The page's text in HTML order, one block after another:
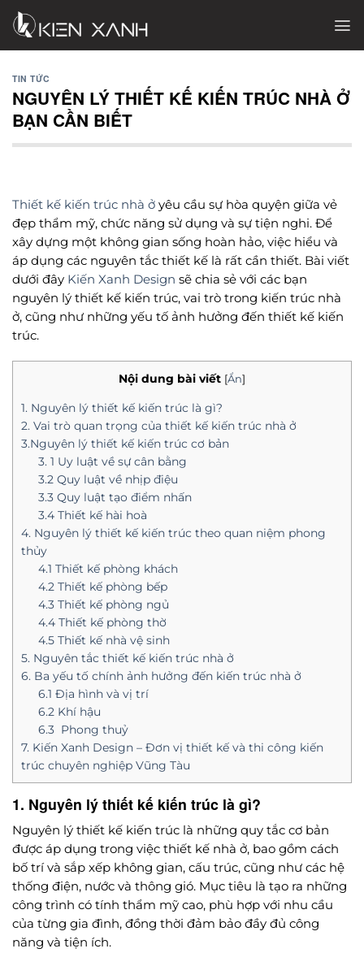
Chuyển
đến
TIN TỨC
NGUYÊN LÝ THIẾT KẾ KIẾN TRÚC NHÀ Ở
BẠN CẦN BIẾT
Thiết kế kiến trúc nhà ở yêu cầu sự hòa quyện giữa vẻ
đẹp thẩm mỹ, chức năng sử dụng và sự tiện nghi. Để
xây dựng một không gian sống hoàn hảo, việc hiểu và
áp dụng các nguyên tắc thiết kế là rất cần thiết. Bài viết
dưới đây Kiến Xanh Design sẽ chia sẻ với các bạn
nguyên lý thiết kế kiến trúc, vai trò trong kiến trúc nhà
ở, cũng như những yếu tố ảnh hưởng đến thiết kế kiến
trúc.
Nội dung bài viết [Ẩn]
1. Nguyên lý thiết kế kiến trúc là gì?
2. Vai trò quan trọng của thiết kế kiến trúc nhà ở
3.Nguyên lý thiết kế kiến trúc cơ bản
3. 1 Uy luật về sự cân bằng
3.2 Quy luật về nhịp điệu
3.3 Quy luật tạo điểm nhấn
3.4 Thiết kế hài hoà
4. Nguyên lý thiết kế kiến trúc theo quan niệm phong
thủy
4.1 Thiết kế phòng khách
4.2 Thiết kế phòng bếp
4.3 Thiết kế phòng ngủ
4.4 Thiết kế phòng thờ
4.5 Thiết kế nhà vệ sinh
5. Nguyên tắc thiết kế kiến trúc nhà ở
6. Ba yếu tố chính ảnh hưởng đến kiến trúc nhà ở
6.1 Địa hình và vị trí
6.2 Khí hậu
6.3 Phong thuỷ
7. Kiến Xanh Design – Đơn vị thiết kế và thi công kiến
trúc chuyên nghiệp Vũng Tàu
1. Nguyên lý thiết kế kiến trúc là gì?
Nguyên lý thiết kế kiến trúc là những quy tắc cơ bản
được áp dụng trong việc thiết kế nhà ở, bao gồm cách
bố trí và sắp xếp không gian, cấu trúc, cũng như các hệ
thống điện, nước và thông gió. Mục tiêu là tạo ra những
công trình có tính thẩm mỹ cao, phù hợp với nhu cầu
của từng gia đình, đồng thời đảm bảo đầy đủ công
năng và tiện ích.